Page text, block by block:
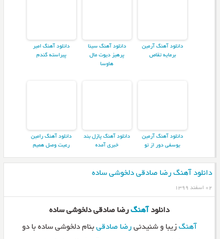
دانلود آهنگ آرمین
برمایه تقاص
دانلود آهنگ سینا
پرهیز دیوت مال
هاوسا
دانلود آهنگ امیر
پیراسته گندم
دانلود آهنگ آرمین
یوسفی دور از تو
دانلود آهنگ پازل بند
خبری آمده
دانلود آهنگ رامین
رعیت وصل همیم
دانلود آهنگ رضا صادقی دلخوشی ساده
۰۲ اسفند ۱۳۹۹
دانلود آهنگرضا صادقی دلخوشی ساده
آهنگ زیبا و شنیدنیرضا صادقی بنام دلخوشی ساده با دو